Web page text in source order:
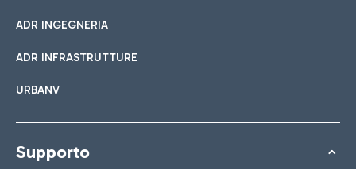
ADR INGEGNERIA
ADR INFRASTRUTTURE
URBANV
Supporto